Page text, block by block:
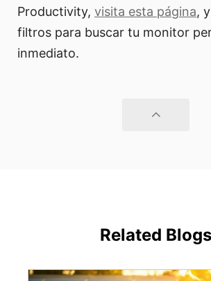
Productivity, visita esta página,
filtros para buscar tu monitor
inmediato.
Related Blogs